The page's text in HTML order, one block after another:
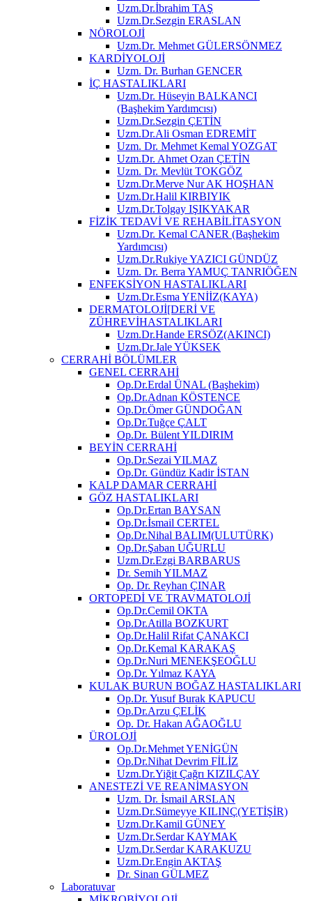
Uzm.Dr.İbrahim TAŞ
Uzm.Dr.Sezgin ERASLAN
NÖROLOJİ
Uzm.Dr. Mehmet GÜLERSÖNMEZ
KARDİYOLOJİ
Uzm. Dr. Burhan GENCER
İÇ HASTALIKLARI
Uzm.Dr. Hüseyin BALKANCI
(Başhekim Yardımcısı)
Uzm.Dr.Sezgin ÇETİN
Uzm.Dr.Ali Osman EDREMİT
Uzm. Dr. Mehmet Kemal YOZGAT
Uzm.Dr. Ahmet Ozan ÇETİN
Uzm. Dr. Mevlüt TOKGÖZ
Uzm.Dr.Merve Nur AK HOŞHAN
Uzm.Dr.Halil KIRBIYIK
Uzm.Dr.Tolgay IŞIKYAKAR
FİZİK TEDAVİ VE REHABİLİTASYON
Uzm.Dr. Kemal CANER (Başhekim
Yardımcısı)
Uzm.Dr.Rukiye YAZICI GÜNDÜZ
Uzm. Dr. Berra YAMUÇ TANRIÖĞEN
ENFEKSİYON HASTALIKLARI
Uzm.Dr.Esma YENİİZ(KAYA)
DERMATOLOJİ[DERİ VE
ZÜHREVİHASTALIKLARI
Uzm.Dr.Hande ERSÖZ(AKINCI)
Uzm.Dr.Jale YÜKSEK
CERRAHİ BÖLÜMLER
GENEL CERRAHİ
Op.Dr.Erdal ÜNAL (Başhekim)
Op.Dr.Adnan KÖSTENCE
Op.Dr.Ömer GÜNDOĞAN
Op.Dr.Tuğçe ÇALT
Op.Dr. Bülent YILDIRIM
BEYİN CERRAHİ
Op.Dr.Sezai YILMAZ
Op.Dr. Gündüz Kadir İSTAN
KALP DAMAR CERRAHİ
GÖZ HASTALIKLARI
Op.Dr.Ertan BAYSAN
Op.Dr.İsmail CERTEL
Op.Dr.Nihal BALIM(ULUTÜRK)
Op.Dr.Şaban UĞURLU
Uzm.Dr.Ezgi BARBARUS
Dr. Semih YILMAZ
Op. Dr. Reyhan ÇINAR
ORTOPEDİ VE TRAVMATOLOJİ
Op.Dr.Cemil OKTA
Op.Dr.Atilla BOZKURT
Op.Dr.Halil Rifat ÇANAKCI
Op.Dr.Kemal KARAKAŞ
Op.Dr.Nuri MENEKŞEOĞLU
Op.Dr. Yılmaz KAYA
KULAK BURUN BOĞAZ HASTALIKLARI
Op.Dr. Yusuf Burak KAPUCU
Op.Dr.Arzu ÇELİK
Op. Dr. Hakan AĞAOĞLU
ÜROLOJİ
Op.Dr.Mehmet YENİGÜN
Op.Dr.Nihat Devrim FİLİZ
Uzm.Dr.Yiğit Çağrı KIZILÇAY
ANESTEZİ VE REANİMASYON
Uzm. Dr. İsmail ARSLAN
Uzm.Dr.Sümeyye KILINÇ(YETİŞİR)
Uzm.Dr.Kamil GÜNEY
Uzm.Dr.Serdar KAYMAK
Uzm.Dr.Serdar KARAKUZU
Uzm.Dr.Engin AKTAŞ
Dr. Sinan GÜLMEZ
Laboratuvar